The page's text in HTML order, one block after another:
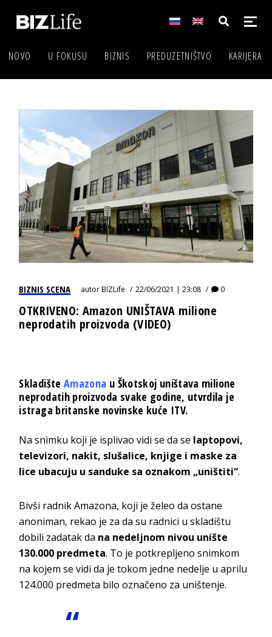
NOVO U FOKUSU BIZNIS PREDUZETNIŠTVO KARIJERA
BIZNIS SCENA autorBIZLife 22/06/2021 | 23:08 0
OTKRIVENO: Amazon UNIŠTAVA milione
neprodatih proizvoda (VIDEO)
Skladište Amazona u Škotskoj uništava milione
neprodatih proizvoda svake godine, utvrdila je
istraga britanske novinske kuće ITV.
Na snimku koji je isplivao vidi se da se laptopovi,
televizori, nakit, slušalice, knjige i maske za
lice ubacuju u sanduke sa oznakom „uništiti“.
Bivši radnik Amazona, koji je želeo da ostane
anoniman, rekao je za da su radnici u skladištu
dobili zadatak da na nedeljnom nivou unište
130.000 predmeta. To je potkrepljeno snimkom
na kojem se vidi da je tokom jedne nedelje u aprilu
124.000 predmeta bilo označeno za uništenje.